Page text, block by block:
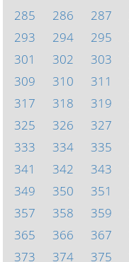
285
286 287
293
294 295
301
302 303
309
310 311
317
318 319
325
326 327
333
334 335
341
342 343
349
350 351
357
358 359
365
366 367
373
374 375